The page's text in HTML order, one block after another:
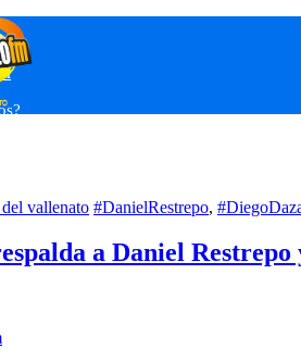
vallenato #DanielRestrepo,
a Daniel